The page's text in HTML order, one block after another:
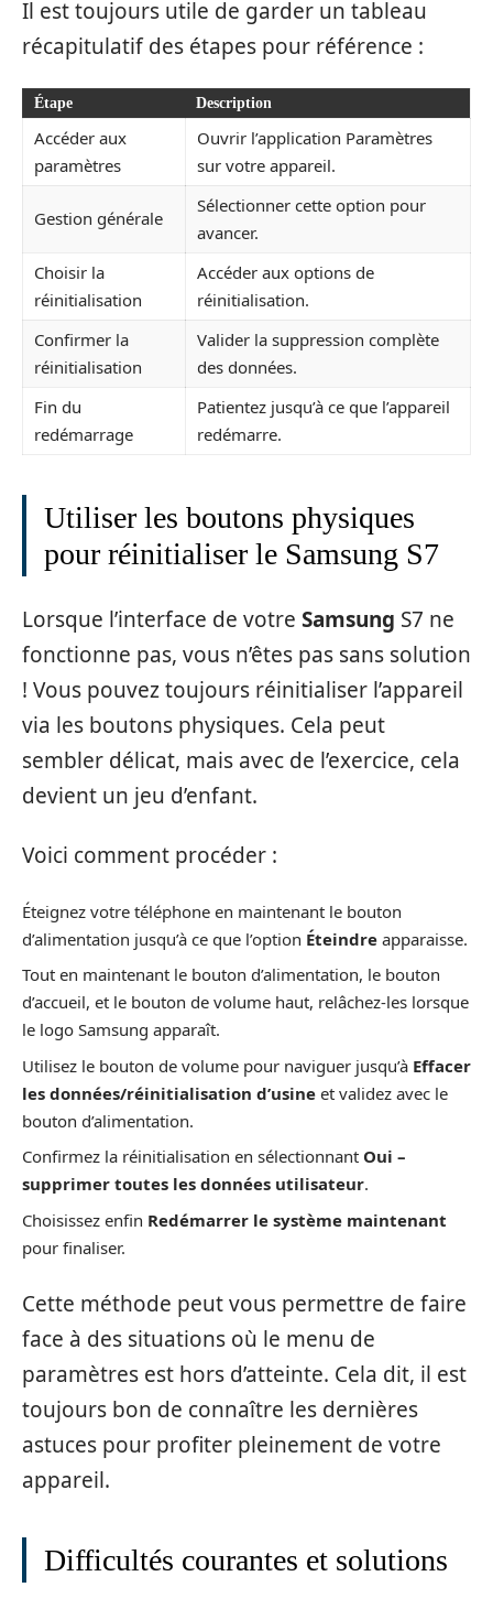
Il est toujours utile de garder un tableau
récapitulatif des étapes pour référence :
Étape Description
Accéder aux
paramètres
Ouvrir l’application Paramètres
sur votre appareil.
Gestion générale
Sélectionner cette option pour
avancer.
Choisir la
réinitialisation
Accéder aux options de
réinitialisation.
Confirmer la
réinitialisation
Valider la suppression complète
des données.
Fin du
redémarrage
Patientez jusqu’à ce que l’appareil
redémarre.
Utiliser les boutons physiques
pour réinitialiser le Samsung S7
Lorsque l’interface de votre Samsung S7 ne
fonctionne pas, vous n’êtes pas sans solution
! Vous pouvez toujours réinitialiser l’appareil
via les boutons physiques. Cela peut
sembler délicat, mais avec de l’exercice, cela
devient un jeu d’enfant.
Voici comment procéder :
Éteignez votre téléphone en maintenant le bouton
d’alimentation jusqu’à ce que l’option Éteindre apparaisse.
Tout en maintenant le bouton d’alimentation, le bouton
d’accueil, et le bouton de volume haut, relâchez-les lorsque
le logo Samsung apparaît.
Utilisez le bouton de volume pour naviguer jusqu’à Effacer
les données/réinitialisation d’usine et validez avec le
bouton d’alimentation.
Confirmez la réinitialisation en sélectionnant Oui –
supprimer toutes les données utilisateur.
Choisissez enfin Redémarrer le système maintenant
pour finaliser.
Cette méthode peut vous permettre de faire
face à des situations où le menu de
paramètres est hors d’atteinte. Cela dit, il est
toujours bon de connaître les dernières
astuces pour profiter pleinement de votre
appareil.
Difficultés courantes et solutions